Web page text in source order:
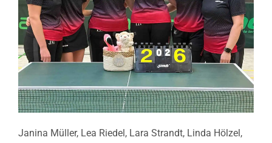
Janina Müller, Lea Riedel, Lara Strandt, Linda Hölzel,